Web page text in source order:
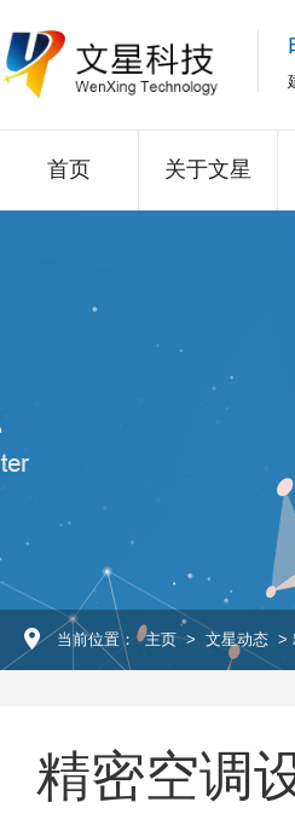
首页 关于文星
当前位置： 主页 > 文星动态 >
精密空调